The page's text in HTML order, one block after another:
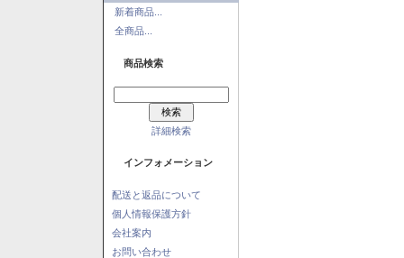
新着商品...
全商品...
商品検索
詳細検索
インフォメーション
配送と返品について
個人情報保護方針
会社案内
お問い合わせ